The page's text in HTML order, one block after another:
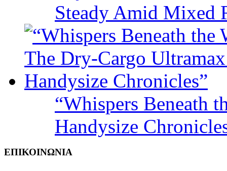
Steady Amid Mixed
“Whispers Beneath
Handysize
ΕΠΙΚΟΙΝΩΝΙΑ